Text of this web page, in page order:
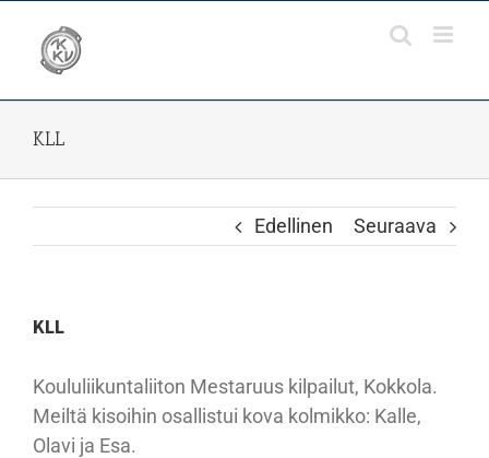
content
KLL
Edellinen Seuraava
KLL
Koululiikuntaliiton Mestaruus kilpailut, Kokkola.
Meiltä kisoihin osallistui kova kolmikko: Kalle,
Olavi ja Esa.